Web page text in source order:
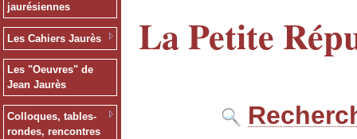
jaurésiennes
Les Cahiers Jaurès
Les "Oeuvres" de
Jean Jaurès
Colloques, tables-
rondes, rencontres
La Petite